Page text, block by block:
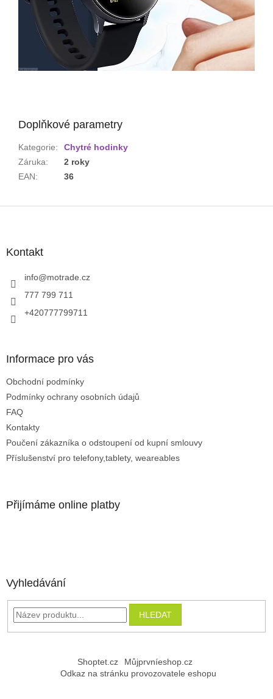
Doplňkové parametry
Kategorie:
Chytré hodinky
Záruka:
2 roky
EAN: 36
Kontakt
info@motrade.cz
777 799 711
+420777799711
Informace pro vás
Obchodní podmínky
Podmínky ochrany osobních údajů
FAQ
Kontakty
Poučení zákazníka o odstoupení od kupní smlouvy
Příslušenství pro telefony,tablety, weareables
Přijímáme online platby
Vyhledávání
HLEDAT
Shoptet.cz
Můjprvníeshop.cz
Odkaz na stránku provozovatele eshopu